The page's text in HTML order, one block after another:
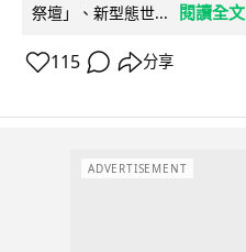
祭壇」、新型態世...
閱讀全文
115 分享
ADVERTISEMENT